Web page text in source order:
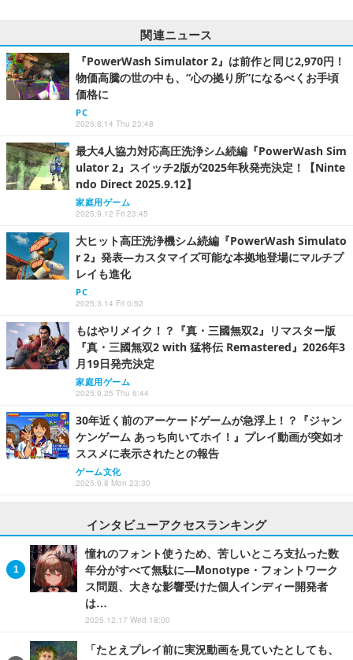
関連ニュース
『PowerWash Simulator 2』は前作と同じ2,970円！
物価高騰の世の中も、“心の拠り所”になるべくお手頃
価格に
PC
2025.8.14 Thu 23:48
最大4人協力対応高圧洗浄シム続編『PowerWash Sim
ulator 2』スイッチ2版が2025年秋発売決定！【Ninte
ndo Direct 2025.9.12】
家庭用ゲーム
2025.9.12 Fri 23:45
大ヒット高圧洗浄機シム続編『PowerWash Simulato
r 2』発表―カスタマイズ可能な本拠地登場にマルチプ
レイも進化
PC
2025.3.14 Fri 0:52
もはやリメイク！？『真・三國無双2』リマスター版
『真・三國無双2 with 猛将伝 Remastered』2026年3
月19日発売決定
家庭用ゲーム
2025.9.25 Thu 6:44
30年近く前のアーケードゲームが急浮上！？『ジャン
ケンゲーム あっち向いてホイ！』プレイ動画が突如オ
ススメに表示されたとの報告
ゲーム文化
2025.9.8 Mon 23:30
インタビューアクセスランキング
憧れのフォント使うため、苦しいところ支払った数
年分がすべて無駄に―Monotype・フォントワーク
ス問題、大きな影響受けた個人インディー開発者
は…
2025.12.17 Wed 18:00
「たとえプレイ前に実況動画を見ていたとしても、